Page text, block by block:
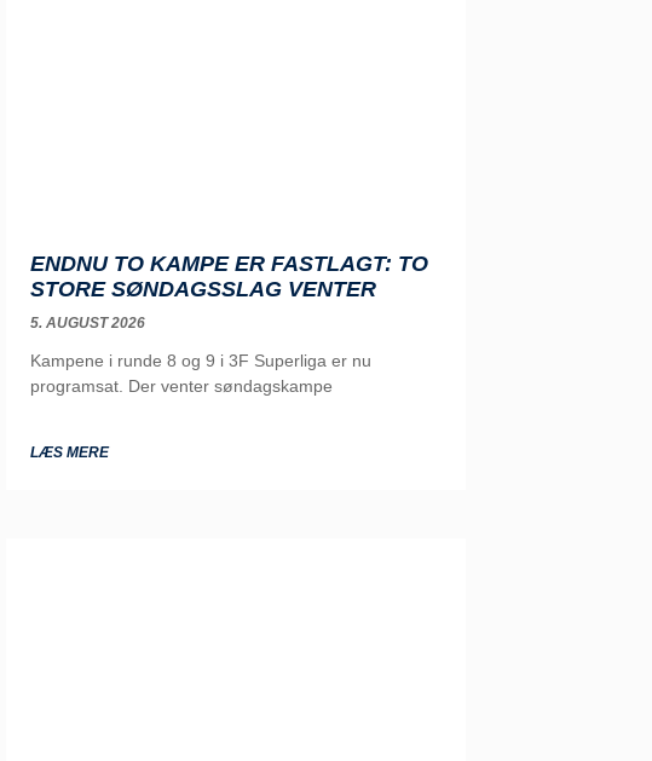
ENDNU TO KAMPE ER FASTLAGT: TO
STORE SØNDAGSSLAG VENTER
5. AUGUST 2026
Kampene i runde 8 og 9 i 3F Superliga er nu
programsat. Der venter søndagskampe
LÆS MERE